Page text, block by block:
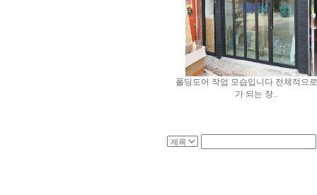
폴딩도어 작업 모습입니다 전체적으
가 되는 장..